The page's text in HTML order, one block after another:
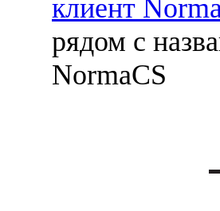
клиент
рядом с
NormaCS